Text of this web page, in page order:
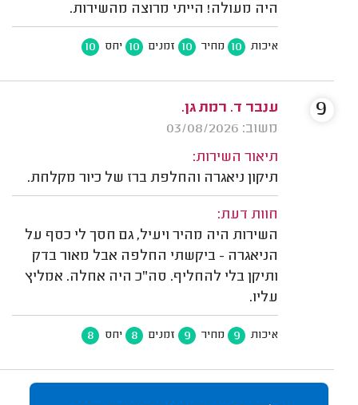
היה מעולה! הייתי מרוצה מהשירות.
איכות 10 מחיר 10 זמנים 10 יחס 10
ענבר ד. רמת גן.
משוב: 03/08/2026
תיאור השירות:
תיקון ניאגרה והחלפת ברז של כיור מקלחת.
חוות דעת:
השירות היה מהיר ויעיל, גם חסך לי כסף על
הניאגרה - ביקשתי החלפה אבל מאור בדק
ותיקן בלי להחליף. סה"כ היה אחלה. אמליץ
עליו.
איכות 9 מחיר 9 זמנים 8 יחס 8
9